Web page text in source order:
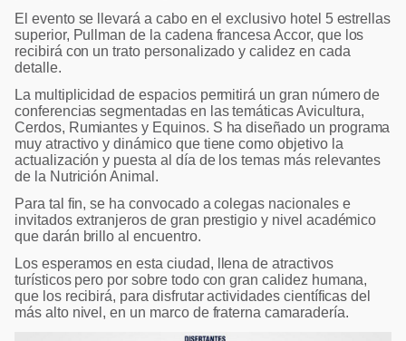
Balanceados - Piensos
Lechería
El evento se llevará a cabo en el exclusivo hotel 5 estrellas
superior, Pullman de la cadena francesa Accor, que los
recibirá con un trato personalizado y calidez en cada
detalle.
La multiplicidad de espacios permitirá un gran número de
conferencias segmentadas en las temáticas Avicultura,
Cerdos, Rumiantes y Equinos. S ha diseñado un programa
muy atractivo y dinámico que tiene como objetivo la
actualización y puesta al día de los temas más relevantes
de la Nutrición Animal.
Para tal fin, se ha convocado a colegas nacionales e
invitados extranjeros de gran prestigio y nivel académico
que darán brillo al encuentro.
Los esperamos en esta ciudad, llena de atractivos
turísticos pero por sobre todo con gran calidez humana,
que los recibirá, para disfrutar actividades científicas del
más alto nivel, en un marco de fraterna camaradería.